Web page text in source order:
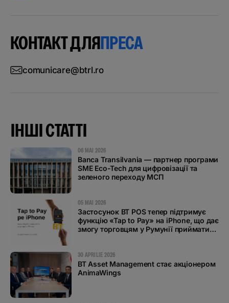
КОНТАКТ ДЛЯПРЕСА
comunicare@btrl.ro
ІНШІ СТАТТІ
06 MAI 2026
Banca Transilvania — партнер програми
SME Eco-Tech для цифровізації та
зеленого переходу МСП
05 MAI 2026
Застосунок BT POS тепер підтримує
функцію «Tap to Pay» на iPhone, що дає
змогу торговцям у Румунії приймати
30 APRILIE 2026
BT Asset Management стає акціонером
AnimaWings